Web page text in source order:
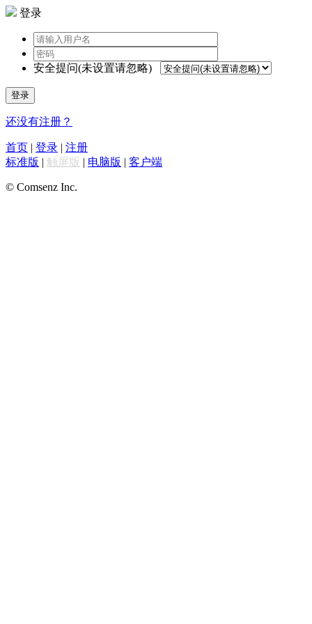
登录
安全提问(未设置请忽略)
登录
还没有注册？
首页 | 登录 | 注册
标准版 | 触屏版 | 电脑版 | 客户端
© Comsenz Inc.